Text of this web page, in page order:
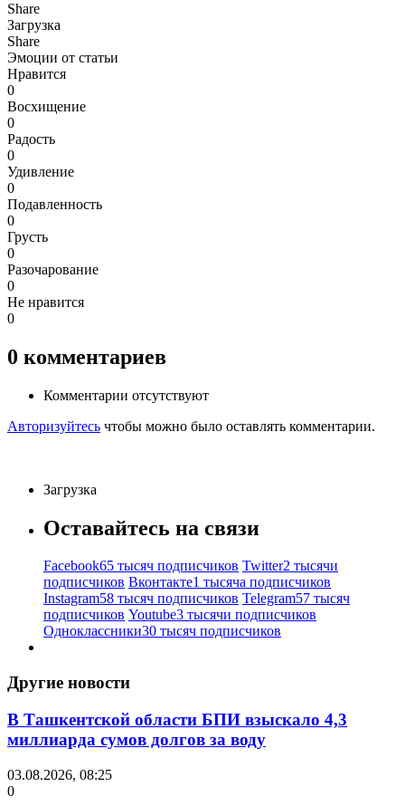
Share
Загрузка
Share
Эмоции от статьи
Нравится
0
Восхищение
0
Радость
0
Удивление
0
Подавленность
0
Грусть
0
Разочарование
0
Не нравится
0
0 комментариев
Комментарии отсутствуют
Авторизуйтесь чтобы можно было оставлять комментарии.
Загрузка
Оставайтесь на связи
Facebook65 тысяч подписчиков Twitter2 тысячи
подписчиков Вконтакте1 тысяча подписчиков
Instagram58 тысяч подписчиков Telegram57 тысяч
подписчиков Youtube3 тысячи подписчиков
Одноклассники30 тысяч подписчиков
Другие новости
В Ташкентской области БПИ взыскало 4,3
миллиарда сумов долгов за воду
03.08.2026, 08:25
0